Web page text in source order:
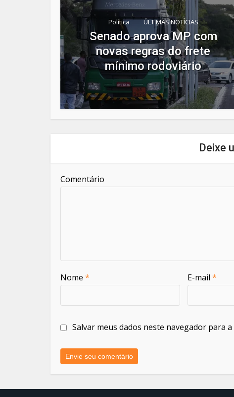
Política ÚLTIMAS NOTÍCIAS
Senado aprova MP com
novas regras do frete
mínimo rodoviário
Deixe
Comentário
Nome * E-mail *
Salvar meus dados neste navegador para